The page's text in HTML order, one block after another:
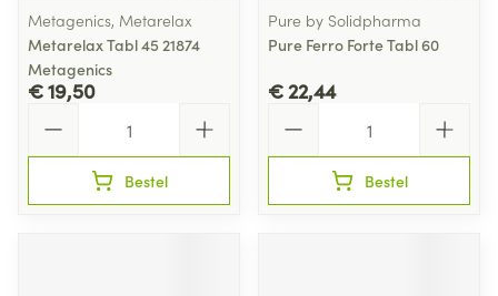
Metagenics, Metarelax
Metarelax Tabl 45 21874
Metagenics
€ 19,50
Bestel
Pure by Solidpharma
Pure Ferro Forte Tabl 60
€ 22,44
Bestel